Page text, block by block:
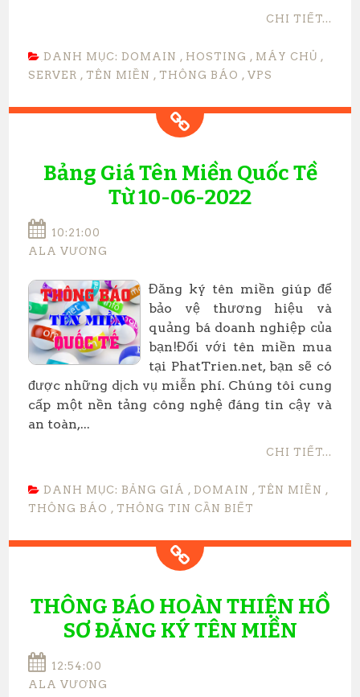
CHI TIẾT...
DANH MỤC: DOMAIN , HOSTING , MÁY CHỦ ,
SERVER , TÊN MIỀN , THÔNG BÁO ,VPS
Bảng Giá Tên Miền Quốc Tề
Từ 10-06-2022
10:21:00
ALA VƯƠNG
Đăng ký tên miền giúp để
bảo vệ thương hiệu và
quảng bá doanh nghiệp của
bạn!Đối với tên miền mua
tại PhatTrien.net, bạn sẽ có
được những dịch vụ miễn phí. Chúng tôi cung
cấp một nền tảng công nghệ đáng tin cậy và
an toàn,...
CHI TIẾT...
DANH MỤC: BẢNG GIÁ , DOMAIN , TÊN MIỀN ,
THÔNG BÁO , THÔNG TIN CẦN BIẾT
THÔNG BÁO HOÀN THIỆN HỒ
SƠ ĐĂNG KÝ TÊN MIỀN
12:54:00
ALA VƯƠNG